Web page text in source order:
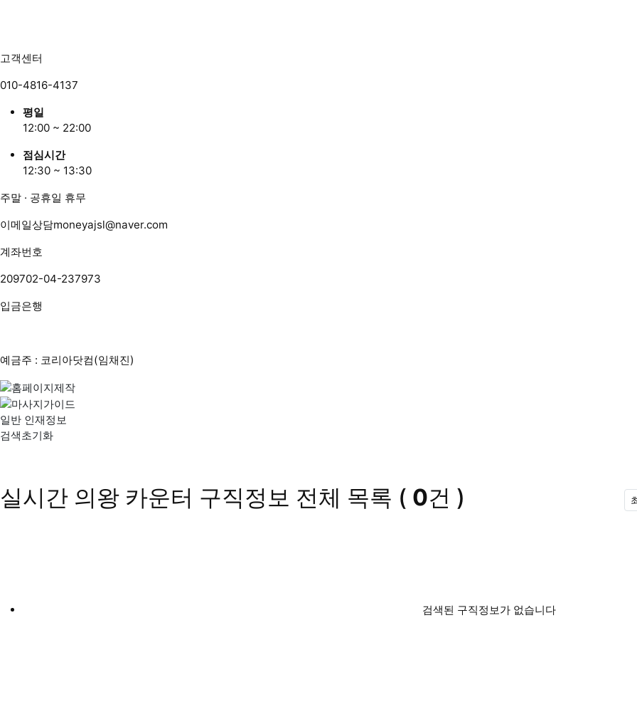
고객센터
010-4816-4137
평일
12:00 ~ 22:00
점심시간
12:30 ~ 13:30
주말 · 공휴일 휴무
이메일상담moneyajsl@naver.com
계좌번호
209702-04-237973
입금은행
예금주 : 코리아닷컴(임채진)
일반 인재정보
검색초기화
실시간 의왕 카운터 구직정보 전체 목록 ( 0건 )
검색된 구직정보가 없습니다